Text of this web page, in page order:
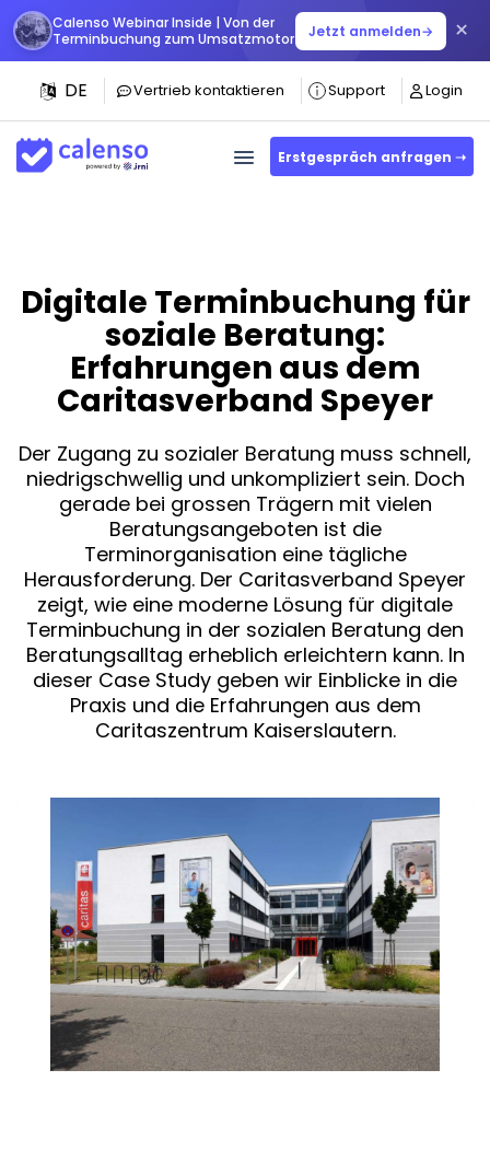
Calenso Webinar Inside | Von der
Terminbuchung zum Umsatzmotor
Jetzt anmelden→ ×
DE Vertrieb kontaktieren Support Login
Erstgespräch anfragen ➝
Digitale Terminbuchung für
soziale Beratung:
Erfahrungen aus dem
Caritasverband Speyer
Der Zugang zu sozialer Beratung muss schnell,
niedrigschwellig und unkompliziert sein. Doch
gerade bei grossen Trägern mit vielen
Beratungsangeboten ist die
Terminorganisation eine tägliche
Herausforderung. Der Caritasverband Speyer
zeigt, wie eine moderne Lösung für digitale
Terminbuchung in der sozialen Beratung den
Beratungsalltag erheblich erleichtern kann. In
dieser Case Study geben wir Einblicke in die
Praxis und die Erfahrungen aus dem
Caritaszentrum Kaiserslautern.